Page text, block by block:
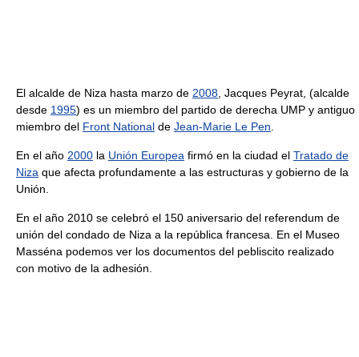
El alcalde de Niza hasta marzo de 2008 , Jacques Peyrat, (alcalde
desde 1995) es un miembro del partido de derecha UMP y antiguo
miembro del Front National de Jean-Marie Le Pen
En el año 2000 la Unión Europea firmó en la ciudad el Tratado de
Niza que afecta profundamente a las estructuras y gobierno de la
Unión.
En el año 2010 se celebró el 150 aniversario del referendum de
unión del condado de Niza a la república francesa. En el Museo
Masséna podemos ver los documentos del pebliscito realizado
con motivo de la adhesión.